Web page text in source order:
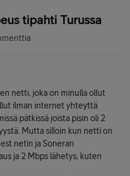
tipahti Turussa
netti, joka on minulla ollut
ilman internet yhteyttä
pätkissä joista pisin oli 2
Mutta silloin kun netti on
ja Soneran
ja 2 Mbps lähetys, kuten